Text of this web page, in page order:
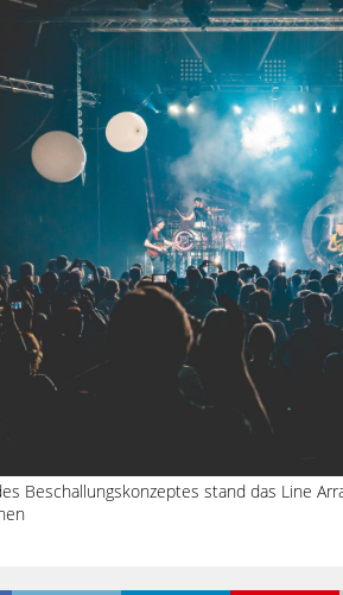
Beschallungskonzeptes stand das Line